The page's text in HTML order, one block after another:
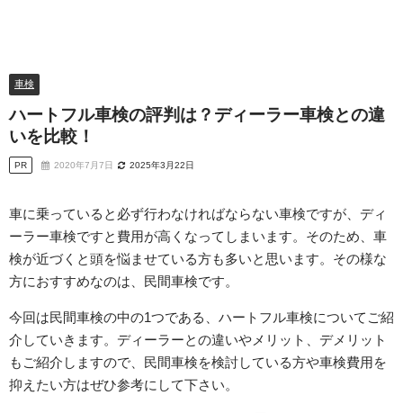
車検
ハートフル車検の評判は？ディーラー車検との違
いを比較！
PR 2020年7月7日 2025年3月22日
車に乗っていると必ず行わなければならない車検ですが、ディ
ーラー車検ですと費用が高くなってしまいます。そのため、車
検が近づくと頭を悩ませている方も多いと思います。その様な
方におすすめなのは、民間車検です。
今回は民間車検の中の1つである、ハートフル車検についてご紹
介していきます。ディーラーとの違いやメリット、デメリット
もご紹介しますので、民間車検を検討している方や車検費用を
抑えたい方はぜひ参考にして下さい。